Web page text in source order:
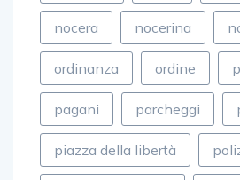
nocera nocerina
ordinanza ordine
pagani parcheggi
piazza della libertà